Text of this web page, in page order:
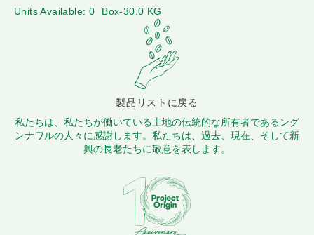
Units Available: 0 Box-30.0 KG
製品リストに戻る
私たちは、私たちが働いている土地の伝統的な所有者であるング
ンナワルの人々に感謝します。私たちは、過去、現在、そして新
興の長老たちに敬意を表します。